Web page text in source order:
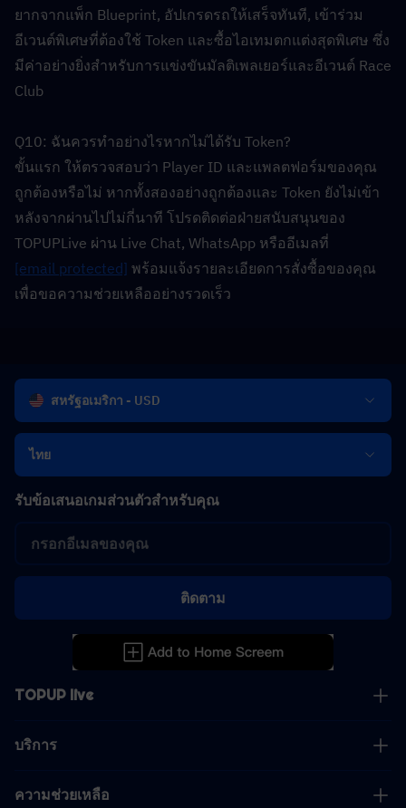
ยากจากแพ็ก Blueprint, อัปเกรดรถให้เสร็จทันที, เข้าร่วม
อีเวนต์พิเศษที่ต้องใช้ Token และซื้อไอเทมตกแต่งสุดพิเศษ ซึ่ง
มีค่าอย่างยิ่งสำหรับการแข่งขันมัลติเพลเยอร์และอีเวนต์ Race
Club
Q10: ฉันควรทำอย่างไรหากไม่ได้รับ Token?
ขั้นแรก ให้ตรวจสอบว่า Player ID และแพลตฟอร์มของคุณ
ถูกต้องหรือไม่ หากทั้งสองอย่างถูกต้องและ Token ยังไม่เข้า
หลังจากผ่านไปไม่กี่นาที โปรดติดต่อฝ่ายสนับสนุนของ
[email protected] พร้อมแจ้งรายละเอียดการสั่งซื้อของคุณ
เพื่อขอความช่วยเหลืออย่างรวดเร็ว
สหรัฐอเมริกา - USD
ไทย
TOPUP live
บริการ
ความช่วยเหลือ
รับข้อเสนอเกมส่วนตัวสำหรับคุณ
ติดตาม